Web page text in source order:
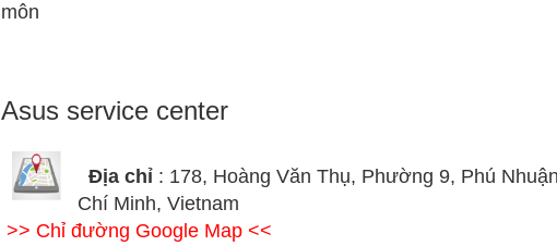
môn
Asus service center
Địa chỉ : 178, Hoàng Văn Thụ, Phường 9, Phú
Chí Minh, Vietnam
>> Chỉ đường Google Map <<